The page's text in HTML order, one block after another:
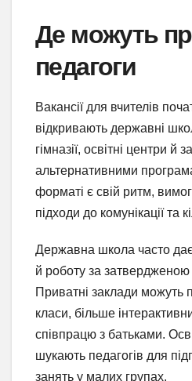
Де можуть
педагоги
Вакансії для вчителів
відкривають державні
гімназії, освітні центри й
альтернативними
форматі є свій ритм,
підходи до комунікації та
Державна школа часто дає
й роботу за
Приватні заклади можуть
класи, більше
співпрацю з батьками.
шукають педагогів для
занять у малих групах.